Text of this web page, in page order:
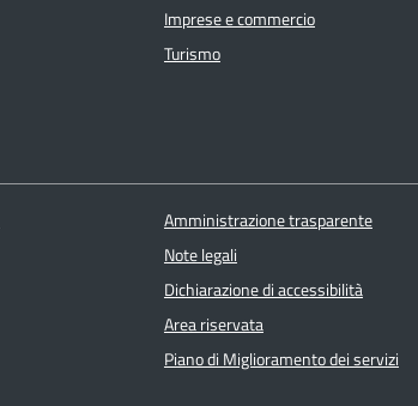
Imprese e commercio
Turismo
Amministrazione trasparente
Note legali
Dichiarazione di accessibilità
Area riservata
Piano di Miglioramento dei servizi